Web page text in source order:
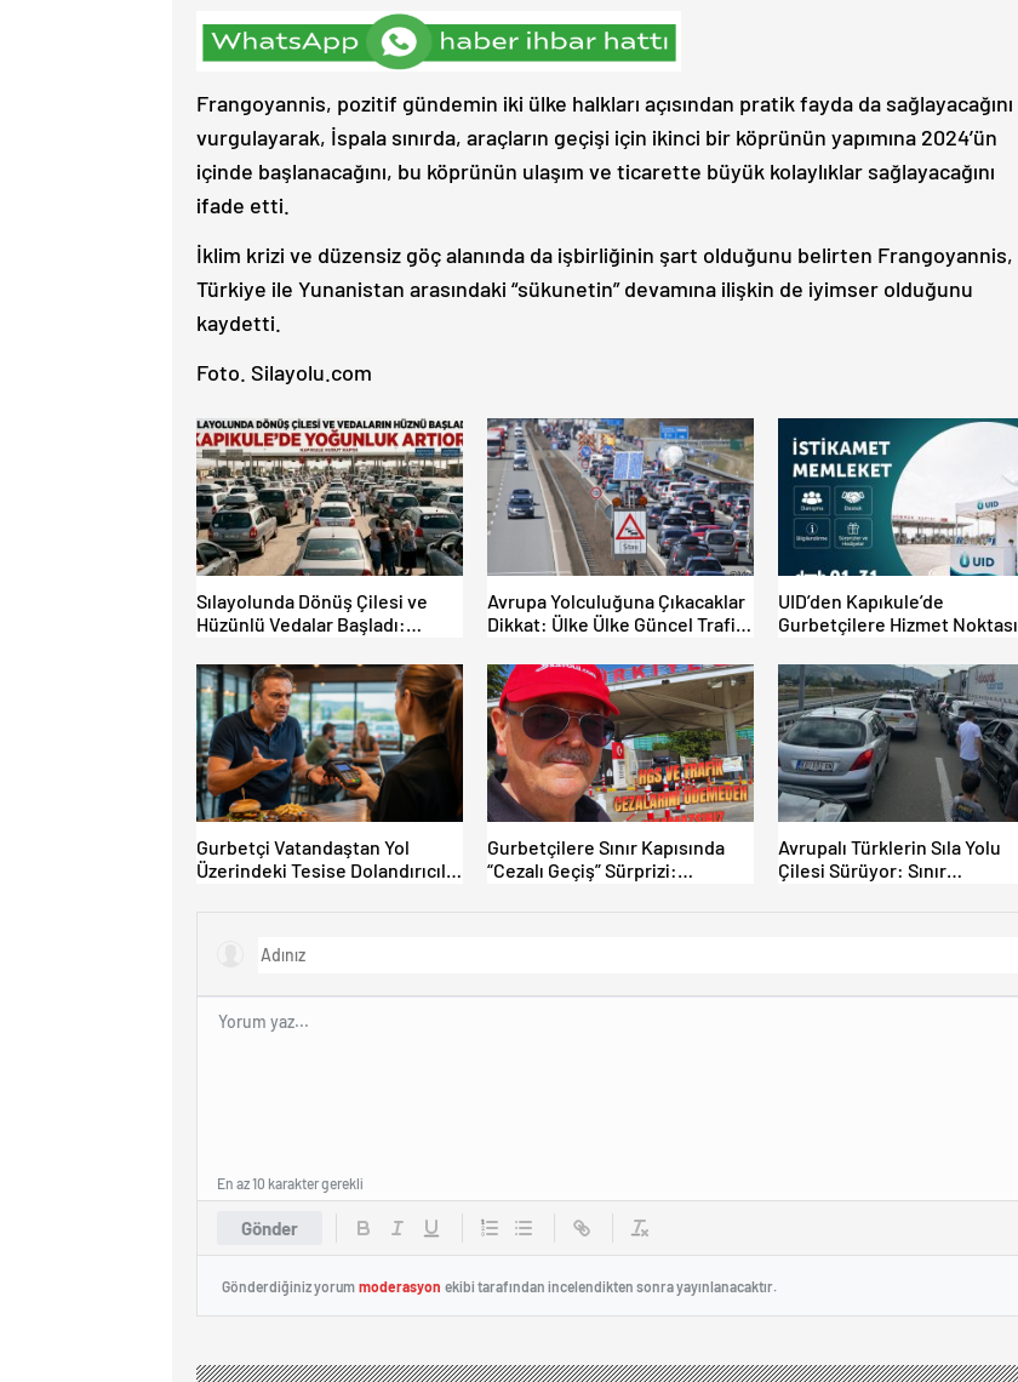
Frangoyannis, pozitif gündemin iki ülke halkları açısından pratik fayda da sağlayacağını
vurgulayarak, İspala sınırda, araçların geçişi için ikinci bir köprünün yapımına 2024’ün
içinde başlanacağını, bu köprünün ulaşım ve ticarette büyük kolaylıklar sağlayacağını
ifade etti.
İklim krizi ve düzensiz göç alanında da işbirliğinin şart olduğunu belirten Frangoyannis,
Türkiye ile Yunanistan arasındaki “sükunetin” devamına ilişkin de iyimser olduğunu
kaydetti.
Foto. Silayolu.com
Sılayolunda Dönüş Çilesi ve
Hüzünlü Vedalar Başladı:
Avrupa Yolculuğuna Çıkacaklar
Dikkat: Ülke Ülke Güncel Trafik
Limitleri
UID’den Kapıkule’de
Gurbetçilere Hizmet Noktası
Gurbetçi Vatandaştan Yol
Üzerindeki Tesise Dolandırıcılık
Gurbetçilere Sınır Kapısında
“Cezalı Geçiş” Sürprizi:
Avrupalı Türklerin Sıla Yolu
Çilesi Sürüyor: Sınır
Gönder
En az 10 karakter gerekli
Gönderdiğiniz yorum moderasyon ekibi tarafından incelendikten sonra yayınlanacaktır.